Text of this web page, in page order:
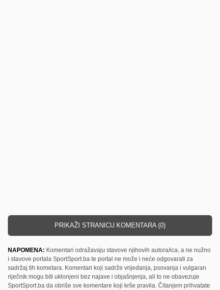
PRIKAŽI STRANICU KOMENTARA (0)
NAPOMENA: Komentari odražavaju stavove njihovih autora/ica, a ne nužno
i stavove portala SportSport.ba te portal ne može i neće odgovarati za
sadržaj tih kometara. Komentari koji sadrže vrijeđanja, psovanja i vulgaran
riječnik mogu biti uklonjeni bez najave i objašnjenja, ali to ne obavezuje
SportSport.ba da obriše sve komentare koji krše pravila. Čitanjem prihvatate